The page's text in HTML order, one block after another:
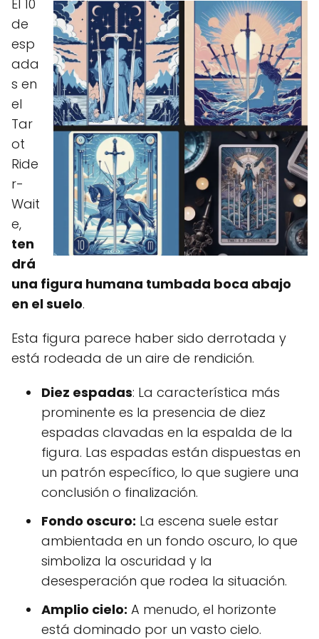
El 10
de
esp
ada
s en
el
Tar
ot
Ride
r-
Wait
e,
ten
drá
una figura humana tumbada boca abajo
en el suelo.
Esta figura parece haber sido derrotada y
está rodeada de un aire de rendición.
Diez espadas: La característica más
prominente es la presencia de diez
espadas clavadas en la espalda de la
figura. Las espadas están dispuestas en
un patrón específico, lo que sugiere una
conclusión o finalización.
Fondo oscuro: La escena suele estar
ambientada en un fondo oscuro, lo que
simboliza la oscuridad y la
desesperación que rodea la situación.
Amplio cielo: A menudo, el horizonte
está dominado por un vasto cielo.